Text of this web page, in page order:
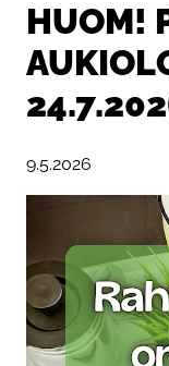
HUOM!
Julkaistu:
9.5.2026